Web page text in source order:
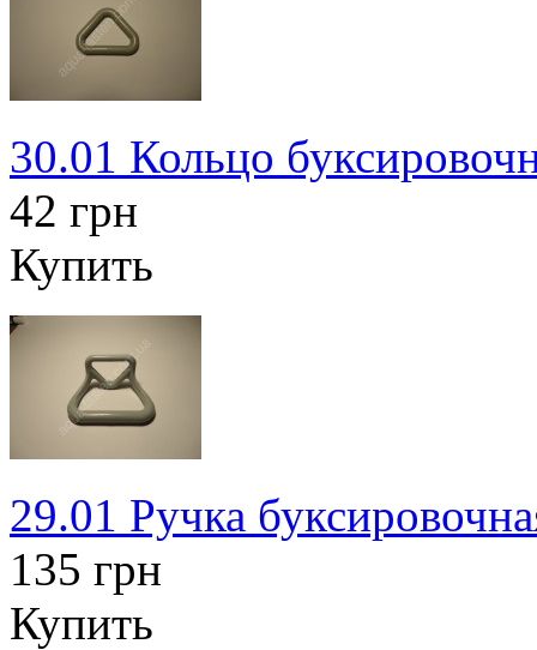
30.01 Кольцо
42 грн
Купить
29.01 Ручка
135 грн
Купить